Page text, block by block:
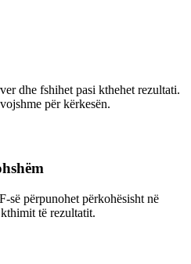
dhe fshihet pasi kthehet rezultati.
për kërkesën.
së përpunohet përkohësisht në
të rezultatit.